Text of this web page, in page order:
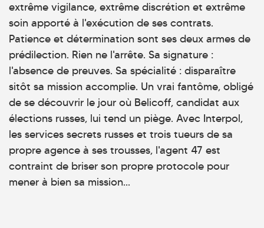
extrême vigilance, extrême discrétion et extrême
soin apporté à l'exécution de ses contrats.
Patience et détermination sont ses deux armes de
prédilection. Rien ne l'arrête. Sa signature :
l'absence de preuves. Sa spécialité : disparaître
sitôt sa mission accomplie. Un vrai fantôme, obligé
de se découvrir le jour où Belicoff, candidat aux
élections russes, lui tend un piège. Avec Interpol,
les services secrets russes et trois tueurs de sa
propre agence à ses trousses, l'agent 47 est
contraint de briser son propre protocole pour
mener à bien sa mission...